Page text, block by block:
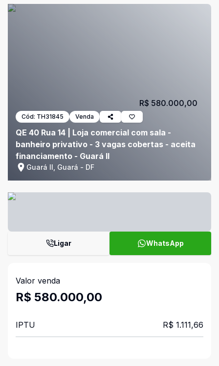
Cód: TH31845 Venda
QE 40 Rua 14 | Loja comercial com sala -
banheiro privativo - 3 vagas cobertas - aceita
financiamento - Guará II
Guará II, Guará - DF
R$ 580.000,00
Ligar WhatsApp
Valor venda
R$ 580.000,00
IPTU R$ 1.111,66